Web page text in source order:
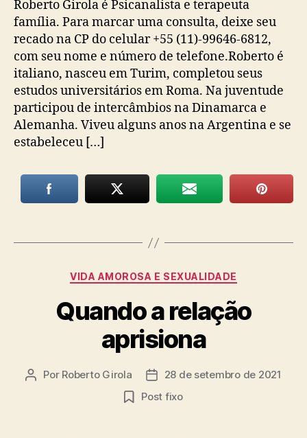
Roberto Girola é Psicanalista e terapeuta
família. Para marcar uma consulta, deixe seu
recado na CP do celular +55 (11)-99646-6812,
com seu nome e número de telefone.Roberto é
italiano, nasceu em Turim, completou seus
estudos universitários em Roma. Na juventude
participou de intercâmbios na Dinamarca e
Alemanha. Viveu alguns anos na Argentina e se
estabeleceu […]
Categorias
VIDA AMOROSA E SEXUALIDADE
Quando a relação
aprisiona
Autor
Por Roberto Girola
Data28 de setembro de 2021
Post fixo